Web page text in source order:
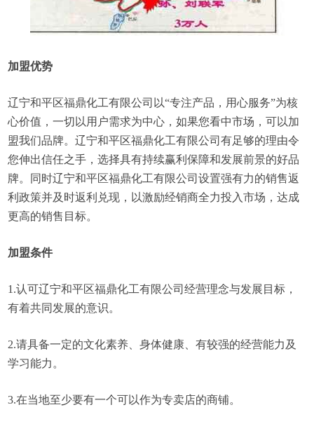
加盟优势
辽宁和平区福鼎化工有限公司以“专注产品，用心服务”为核
心价值，一切以用户需求为中心，如果您看中市场，可以加
盟我们品牌。辽宁和平区福鼎化工有限公司有足够的理由令
您伸出信任之手，选择具有持续赢利保障和发展前景的好品
牌。同时辽宁和平区福鼎化工有限公司设置强有力的销售返
利政策并及时返利兑现，以激励经销商全力投入市场，达成
更高的销售目标。
加盟条件
1.认可辽宁和平区福鼎化工有限公司经营理念与发展目标，
有着共同发展的意识。
2.请具备一定的文化素养、身体健康、有较强的经营能力及
学习能力。
3.在当地至少要有一个可以作为专卖店的商铺。